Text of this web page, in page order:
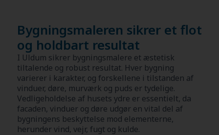
Bygningsmaleren sikrer et flot
og holdbart resultat
I Uldum sikrer bygningsmalere et æstetisk
tiltalende og robust resultat. Hver bygning
varierer i karakter, og forskellene i tilstanden af
vinduer, døre, murværk og puds er tydelige.
Vedligeholdelse af husets ydre er essentielt, da
facaden, vinduer og døre udgør en vital del af
bygningens beskyttelse mod elementerne,
herunder vind, vejr, fugt og kulde.